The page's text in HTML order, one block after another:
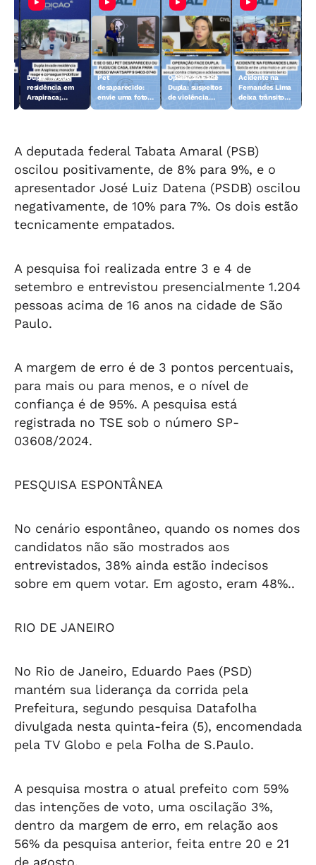
Dupla invade
residência em
Arapiraca;
Pet
desaparecido:
envie uma foto
Operação Face
Dupla: suspeitos
de violência
Acidente na
Fernandes Lima
deixa trânsito
A deputada federal Tabata Amaral (PSB)
oscilou positivamente, de 8% para 9%, e o
apresentador José Luiz Datena (PSDB) oscilou
negativamente, de 10% para 7%. Os dois estão
tecnicamente empatados.
A pesquisa foi realizada entre 3 e 4 de
setembro e entrevistou presencialmente 1.204
pessoas acima de 16 anos na cidade de São
Paulo.
A margem de erro é de 3 pontos percentuais,
para mais ou para menos, e o nível de
confiança é de 95%. A pesquisa está
registrada no TSE sob o número SP-
03608/2024.
PESQUISA ESPONTÂNEA
No cenário espontâneo, quando os nomes dos
candidatos não são mostrados aos
entrevistados, 38% ainda estão indecisos
sobre em quem votar. Em agosto, eram 48%..
RIO DE JANEIRO
No Rio de Janeiro, Eduardo Paes (PSD)
mantém sua liderança da corrida pela
Prefeitura, segundo pesquisa Datafolha
divulgada nesta quinta-feira (5), encomendada
pela TV Globo e pela Folha de S.Paulo.
A pesquisa mostra o atual prefeito com 59%
das intenções de voto, uma oscilação 3%,
dentro da margem de erro, em relação aos
56% da pesquisa anterior, feita entre 20 e 21
de agosto.